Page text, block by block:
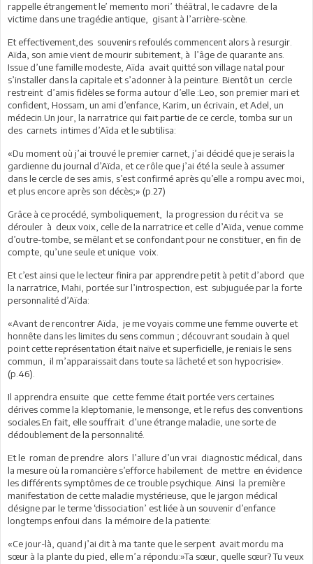
rappelle étrangement le’ memento mori’ théâtral, le cadavre de la
victime dans une tragédie antique, gisant à l’arrière-scène.
Et effectivement,des souvenirs refoulés commencent alors à resurgir.
Aïda, son amie vient de mourir subitement, à l’âge de quarante ans.
Issue d’une famille modeste, Aïda avait quitté son village natal pour
s’installer dans la capitale et s’adonner à la peinture. Bientôt un cercle
restreint d’amis fidèles se forma autour d’elle :Leo, son premier mari et
confident, Hossam, un ami d’enfance, Karim, un écrivain, et Adel, un
médecin.Un jour, la narratrice qui fait partie de ce cercle, tomba sur un
des carnets intimes d’Aîda et le subtilisa:
«Du moment où j’ai trouvé le premier carnet, j’ai décidé que je serais la
gardienne du journal d’Aïda, et ce rôle que j’ai été la seule à assumer
dans le cercle de ses amis, s’est confirmé après qu’elle a rompu avec moi,
et plus encore après son décès;» (p.27)
Grâce à ce procédé, symboliquement, la progression du récit va se
dérouler à deux voix, celle de la narratrice et celle d’Aïda, venue comme
d’outre-tombe, se mêlant et se confondant pour ne constituer, en fin de
compte, qu’une seule et unique voix.
Et c’est ainsi que le lecteur finira par apprendre petit à petit d’abord que
la narratrice, Mahi, portée sur l’introspection, est subjuguée par la forte
personnalité d’Aïda:
«Avant de rencontrer Aïda, je me voyais comme une femme ouverte et
honnête dans les limites du sens commun ; découvrant soudain à quel
point cette représentation était naïve et superficielle, je reniais le sens
commun, il m’apparaissait dans toute sa lâcheté et son hypocrisie».
(p.46).
Il apprendra ensuite que cette femme était portée vers certaines
dérives comme la kleptomanie, le mensonge, et le refus des conventions
sociales.En fait, elle souffrait d’une étrange maladie, une sorte de
dédoublement de la personnalité.
Et le roman de prendre alors l’allure d’un vrai diagnostic médical, dans
la mesure où la romancière s’efforce habilement de mettre en évidence
les différents symptômes de ce trouble psychique. Ainsi la première
manifestation de cette maladie mystérieuse, que le jargon médical
désigne par le terme ‘dissociation’ est liée à un souvenir d’enfance
longtemps enfoui dans la mémoire de la patiente:
«Ce jour-là, quand j’ai dit à ma tante que le serpent avait mordu ma
sœur à la plante du pied, elle m’a répondu:»Ta sœur, quelle sœur? Tu veux